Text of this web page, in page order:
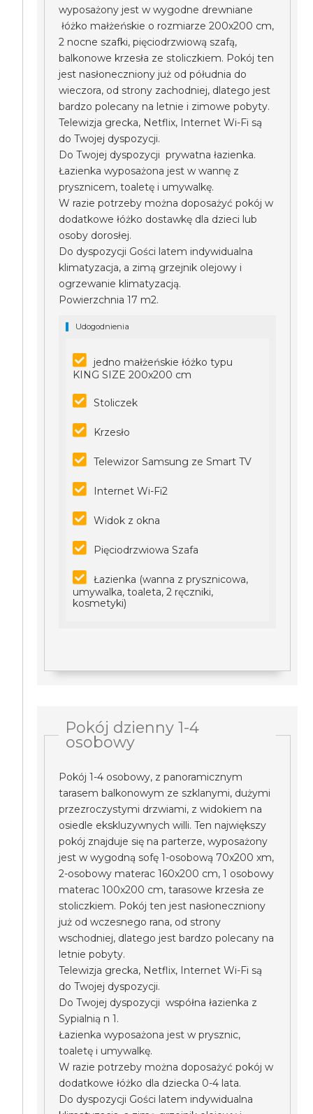
wyposażony jest w wygodne drewniane
łóżko małżeńskie o rozmiarze 200x200 cm,
2 nocne szafki, pięciodrzwiową szafą,
balkonowe krzesła ze stoliczkiem. Pokój ten
jest nasłoneczniony już od półudnia do
wieczora, od strony zachodniej, dlatego jest
bardzo polecany na letnie i zimowe pobyty.
Telewizja grecka, Netflix, Internet Wi-Fi są
do Twojej dyspozycji.
Do Twojej dyspozycji prywatna łazienka.
Łazienka wyposażona jest w wannę z
prysznicem, toaletę i umywalkę.
W razie potrzeby można doposażyć pokój w
dodatkowe łóżko dostawkę dla dzieci lub
osoby dorosłej.
Do dyspozycji Gości latem indywidualna
klimatyzacja, a zimą grzejnik olejowy i
ogrzewanie klimatyzacją.
Powierzchnia 17 m2.
Udogodnienia
jedno małżeńskie łóżko typu
KING SIZE 200x200 cm
Stoliczek
Krzesło
Telewizor Samsung ze Smart TV
Internet Wi-Fi2
Widok z okna
Pięciodrzwiowa Szafa
Łazienka (wanna z prysznicowa,
umywalka, toaleta, 2 ręczniki,
kosmetyki)
Pokój dzienny 1-4
osobowy
Pokój 1-4 osobowy, z panoramicznym
tarasem balkonowym ze szklanymi, dużymi
przezroczystymi drzwiami, z widokiem na
osiedle ekskluzywnych willi. Ten największy
pokój znajduje się na parterze, wyposażony
jest w wygodną sofę 1-osobową 70x200 xm,
2-osobowy materac 160x200 cm, 1 osobowy
materac 100x200 cm, tarasowe krzesła ze
stoliczkiem. Pokój ten jest nasłoneczniony
już od wczesnego rana, od strony
wschodniej, dlatego jest bardzo polecany na
letnie pobyty.
Telewizja grecka, Netflix, Internet Wi-Fi są
do Twojej dyspozycji.
Do Twojej dyspozycji współna łazienka z
Sypialnią n 1.
Łazienka wyposażona jest w prysznic,
toaletę i umywalkę.
W razie potrzeby można doposażyć pokój w
dodatkowe łóżko dla dziecka 0-4 lata.
Do dyspozycji Gości latem indywidualna